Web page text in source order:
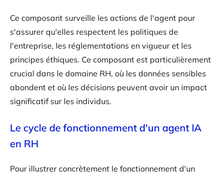
Ce composant surveille les actions de l'agent pour
s'assurer qu'elles respectent les politiques de
l'entreprise, les réglementations en vigueur et les
principes éthiques. Ce composant est particulièrement
crucial dans le domaine RH, où les données sensibles
abondent et où les décisions peuvent avoir un impact
significatif sur les individus.
Le cycle de fonctionnement d'un agent IA
en RH
Pour illustrer concrètement le fonctionnement d'un